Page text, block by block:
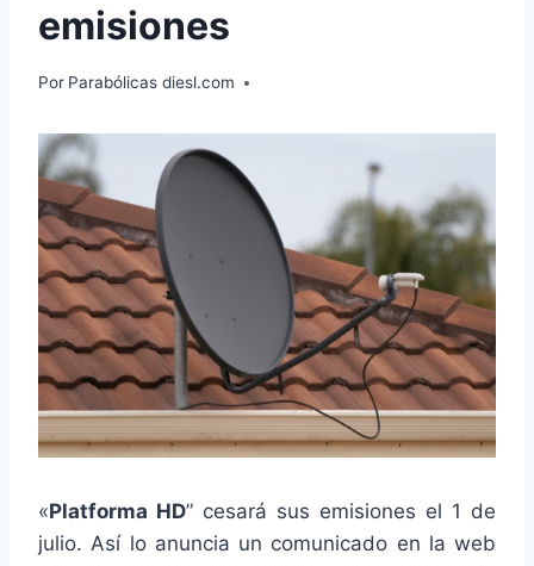
emisiones
Por Parabólicas diesl.com
«Platforma HD” cesará sus emisiones el 1 de
julio. Así lo anuncia un comunicado en la web